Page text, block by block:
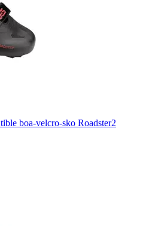
boa-velcro-sko Roadster2